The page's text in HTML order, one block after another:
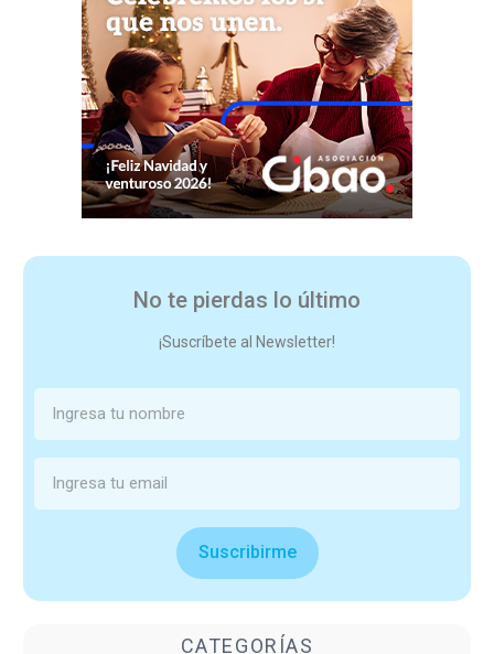
No te pierdas lo último
¡Suscríbete al Newsletter!
Suscribirme
CATEGORÍAS